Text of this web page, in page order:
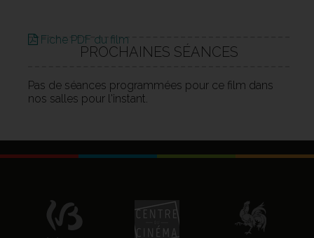
Fiche PDF du film
PROCHAINES SÉANCES
Pas de séances programmées pour ce film dans
nos salles pour l'instant.